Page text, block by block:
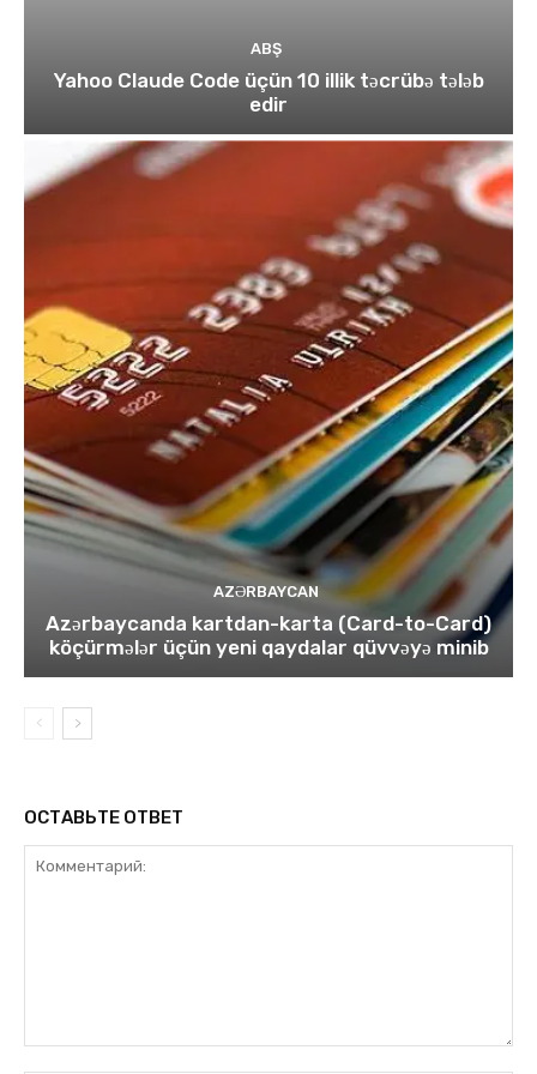
ABŞ
Yahoo Claude Code üçün 10 illik təcrübə tələb
edir
AZƏRBAYCAN
Azərbaycanda kartdan-karta (Card-to-Card)
köçürmələr üçün yeni qaydalar qüvvəyə minib
ОСТАВЬТЕ ОТВЕТ